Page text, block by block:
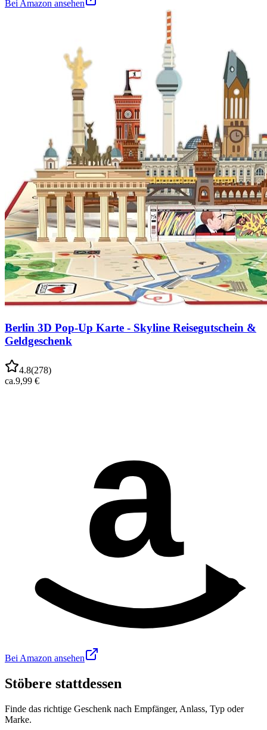
Bei Amazon ansehen
Berlin 3D Pop-Up Karte - Skyline Reisegutschein &
Geldgeschenk
4.8(278)
ca.9,99 €
a
Bei Amazon ansehen
Stöbere stattdessen
Finde das richtige Geschenk nach Empfänger, Anlass, Typ oder
Marke.